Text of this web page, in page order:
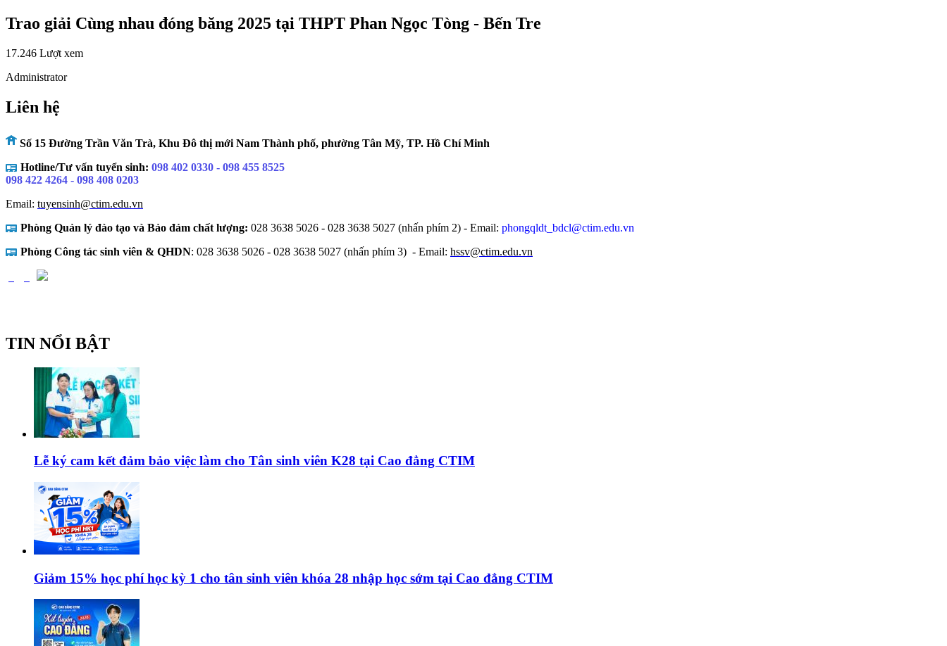
Trao giải Cùng nhau đóng băng 2025 tại THPT Phan Ngọc Tòng - Bến Tre
17.246 Lượt xem
Administrator
Liên hệ
Số 15 Đường Trần Văn Trà, Khu Đô thị mới Nam Thành phố, phường Tân Mỹ, TP. Hồ Chí Minh
Hotline/Tư vấn tuyển sinh: 098 402 0330 - 098 455 8525
098 422 4264 - 098 408 0203
Email: tuyensinh@ctim.edu.vn
Phòng Quản lý đào tạo và Bảo đảm chất lượng: 028 3638 5026 - 028 3638 5027 (nhấn phím 2) - Email: phongqldt_bdcl@ctim.edu.vn
Phòng Công tác sinh viên & QHDN: 028 3638 5026 - 028 3638 5027 (nhấn phím 3) - Email: hssv@ctim.edu.vn
TIN NỔI BẬT
Lễ ký cam kết đảm bảo việc làm cho Tân sinh viên K28 tại Cao đẳng CTIM
Giảm 15% học phí học kỳ 1 cho tân sinh viên khóa 28 nhập học sớm tại Cao đẳng CTIM